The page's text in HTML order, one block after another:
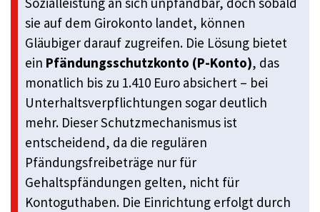
sie auf dem Girokonto landet, können
Gläubiger darauf zugreifen. Die Lösung bietet
ein Pfändungsschutzkonto (P-Konto), das
monatlich bis zu 1.410 Euro absichert – bei
Unterhaltsverpflichtungen sogar deutlich
mehr. Dieser Schutzmechanismus ist
entscheidend, da die regulären
Pfändungsfreibeträge nur für
Gehaltspfändungen gelten, nicht für
Kontoguthaben. Die Einrichtung erfolgt durch